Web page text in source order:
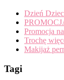
Dzień
Promocja
Trochę
Makijaż
Tagi